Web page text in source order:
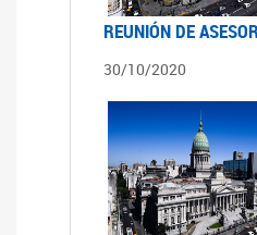
REUNIÓN DE
30/10/2020